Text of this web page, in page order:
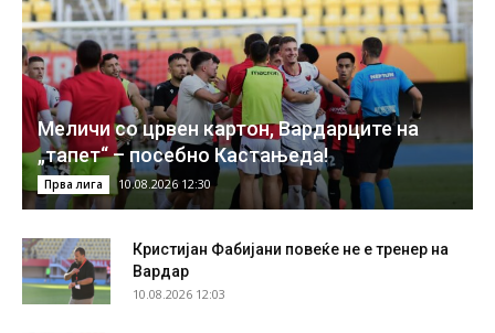
Меличи со црвен картон, Вардарците на
„тапет“ – посебно Кастањеда!
Прва лига 10.08.2026 12:30
Кристијан Фабијани повеќе не е тренер на
Вардар
10.08.2026 12:03